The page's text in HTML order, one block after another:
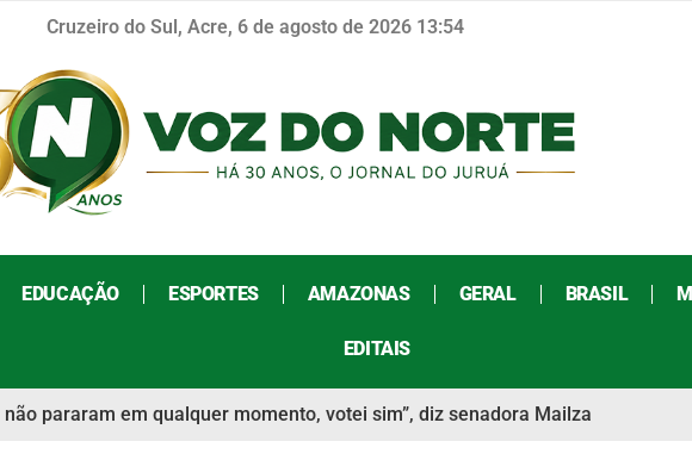
Cruzeiro do Sul, Acre, 6 de agosto de 2026 13:54
EDUCAÇÃO ESPORTES AMAZONAS GERAL BRASIL
EDITAIS
pararam em qualquer momento, votei sim”, diz senadora Mailza